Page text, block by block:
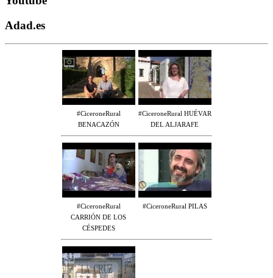
Adad.es
#CiceroneRural
BENACAZÓN
#CiceroneRural HUÉVAR
DEL ALJARAFE
#CiceroneRural
CARRIÓN DE LOS
CÉSPEDES
#CiceroneRural PILAS